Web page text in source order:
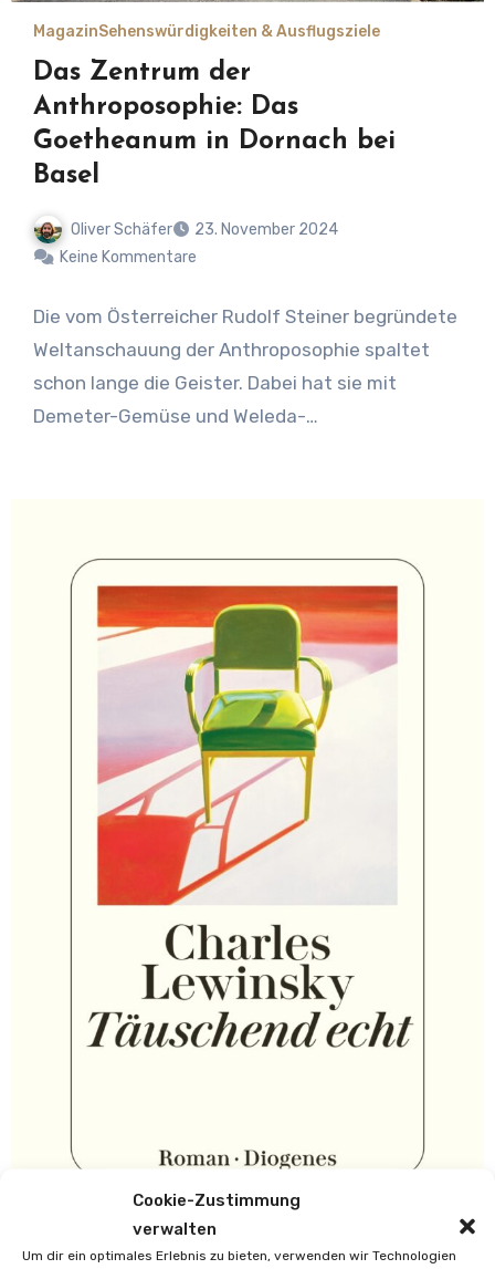
Cookie-Zustimmung
verwalten
Um dir ein optimales Erlebnis zu bieten, verwenden wir Technologien
MagazinSehenswürdigkeiten & Ausflugsziele
Das Zentrum der
Anthroposophie: Das
Goetheanum in Dornach bei
Basel
Oliver Schäfer
23. November 2024
Keine Kommentare
Die vom Österreicher Rudolf Steiner begründete
Weltanschauung der Anthroposophie spaltet
schon lange die Geister. Dabei hat sie mit
Demeter-Gemüse und Weleda-